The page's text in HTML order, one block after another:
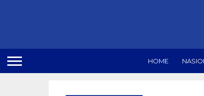
HOME